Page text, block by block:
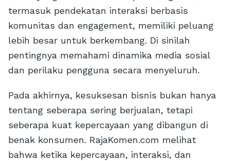
termasuk pendekatan interaksi berbasis
komunitas dan engagement, memiliki peluang
lebih besar untuk berkembang. Di sinilah
pentingnya memahami dinamika media sosial
dan perilaku pengguna secara menyeluruh.
Pada akhirnya, kesuksesan bisnis bukan hanya
tentang seberapa sering berjualan, tetapi
seberapa kuat kepercayaan yang dibangun di
benak konsumen. RajaKomen.com melihat
bahwa ketika kepercayaan, interaksi, dan